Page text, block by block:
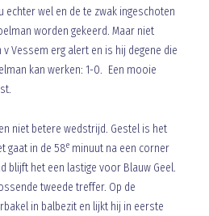
echter wel en de te zwak ingeschoten
worden gekeerd. Maar niet
Vessem erg alert en is hij degene die
kan werken: 1-0. Een mooie
niet betere wedstrijd. Gestel is het
gaat in de 58eminuut na een corner
blijft het een lastige voor Blauw Geel.
tweede treffer. Op de
in balbezit en lijkt hij in eerste